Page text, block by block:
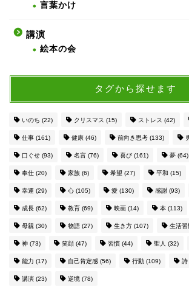
言葉かけ
講演
絵本の会
タグから探せます
いのち (22) クリスマス (15) ストレス (42)
仕事 (161) 健康 (46) 前向き思考 (133)
口ぐせ (93) 名言 (76) 喜び (161) 夢 (64)
奉仕 (20) 家族 (6) 希望 (27) 平和 (15)
幸運 (29) 心 (105) 愛 (130) 感謝 (93)
成長 (62) 教育 (69) 映画 (14) 本 (113)
母親 (30) 物語 (27) 生き方 (107) 生活習
神 (73) 笑顔 (47) 習慣 (44) 聖人 (32)
能力 (17) 自己肯定感 (56) 行動 (109) 詩
講演 (23) 逆境 (78)